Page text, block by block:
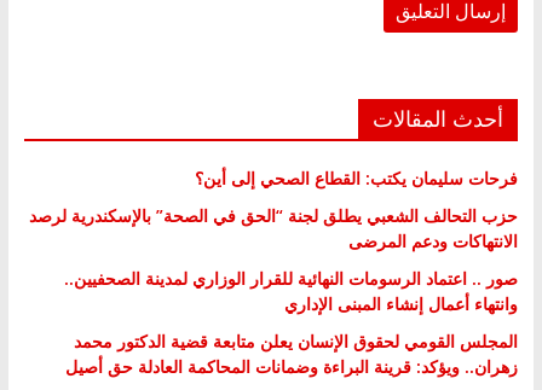
أحدث المقالات
فرحات سليمان يكتب: القطاع الصحي إلى أين؟
حزب التحالف الشعبي يطلق لجنة “الحق في الصحة” بالإسكندرية لرصد
الانتهاكات ودعم المرضى
صور .. اعتماد الرسومات النهائية للقرار الوزاري لمدينة الصحفيين..
وانتهاء أعمال إنشاء المبنى الإداري
المجلس القومي لحقوق الإنسان يعلن متابعة قضية الدكتور محمد
زهران.. ويؤكد: قرينة البراءة وضمانات المحاكمة العادلة حق أصيل